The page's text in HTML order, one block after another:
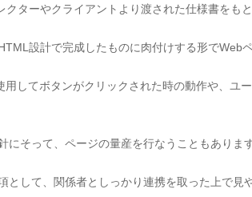
クターやクライアントより渡された仕様書をも
設計で完成したものに肉付けする形でWeb
用してボタンがクリックされた時の動作や、ユ
にそって、ページの量産を行なうこともあります
として、関係者としっかり連携を取った上で見